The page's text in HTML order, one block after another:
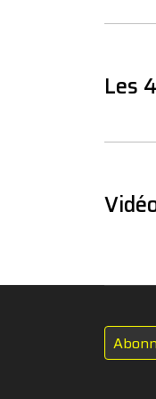
Les